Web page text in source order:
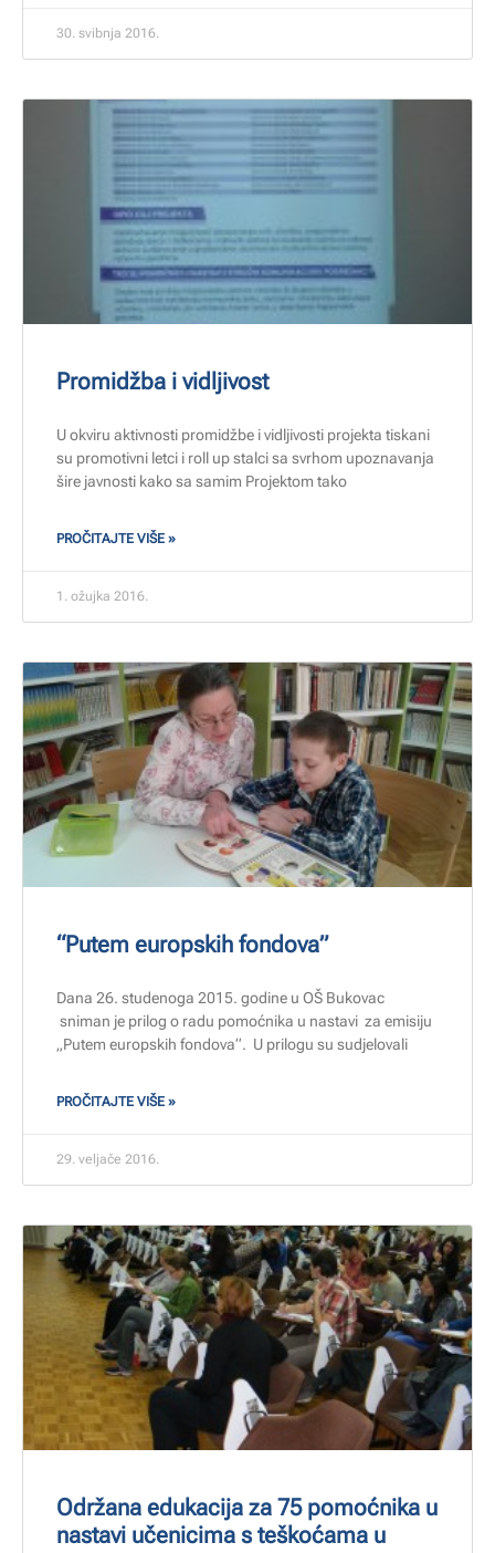
30. svibnja 2016.
Promidžba i vidljivost
U okviru aktivnosti promidžbe i vidljivosti projekta tiskani
su promotivni letci i roll up stalci sa svrhom upoznavanja
šire javnosti kako sa samim Projektom tako
PROČITAJTE VIŠE »
1. ožujka 2016.
“Putem europskih fondova”
Dana 26. studenoga 2015. godine u OŠ Bukovac
sniman je prilog o radu pomoćnika u nastavi za emisiju
„Putem europskih fondova“. U prilogu su sudjelovali
PROČITAJTE VIŠE »
29. veljače 2016.
Održana edukacija za 75 pomoćnika u
nastavi učenicima s teškoćama u